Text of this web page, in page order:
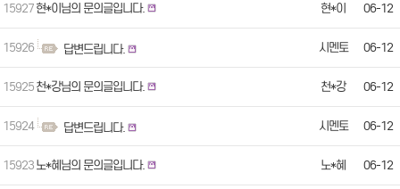
15927 현*이님의 문의글입니다. 현*이 06-12
15926 답변드립니다. 시멘토 06-12
15925 천*강님의 문의글입니다. 천*강 06-12
15924 답변드립니다. 시멘토 06-12
15923 노*혜님의 문의글입니다. 노*혜 06-12